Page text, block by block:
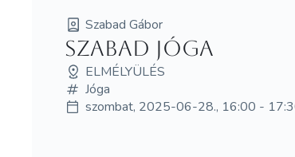
Szabad Gábor
Szabad jóga
ELMÉLYÜLÉS
Jóga
szombat, 2025-06-28., 16:00 -